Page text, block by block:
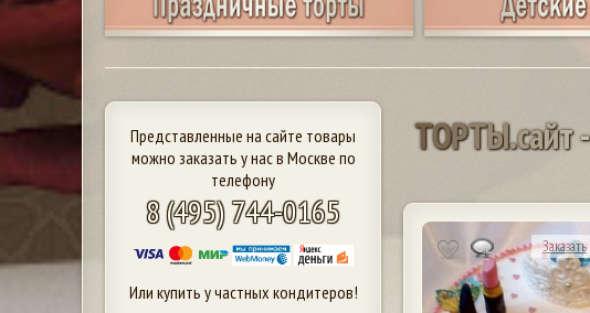
Представленные на сайте товары
можно заказать у нас в Москве по
телефону
8 (495) 744-0165
Или купить у частных кондитеров!
ТОРТЫ.сайт-
Заказать